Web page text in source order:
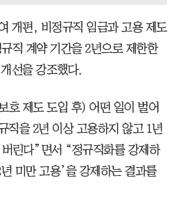
개편, 비정규직 임금과 고용 제도
직 계약 기간을 2년으로 제한한
선을 강조했다.
호 제도 도입 후) 어떤 일이 벌어
직을 2년 이상 고용하지 않고 1년
린다”면서 “정규직화를 강제하
미만 고용’을 강제하는 결과를